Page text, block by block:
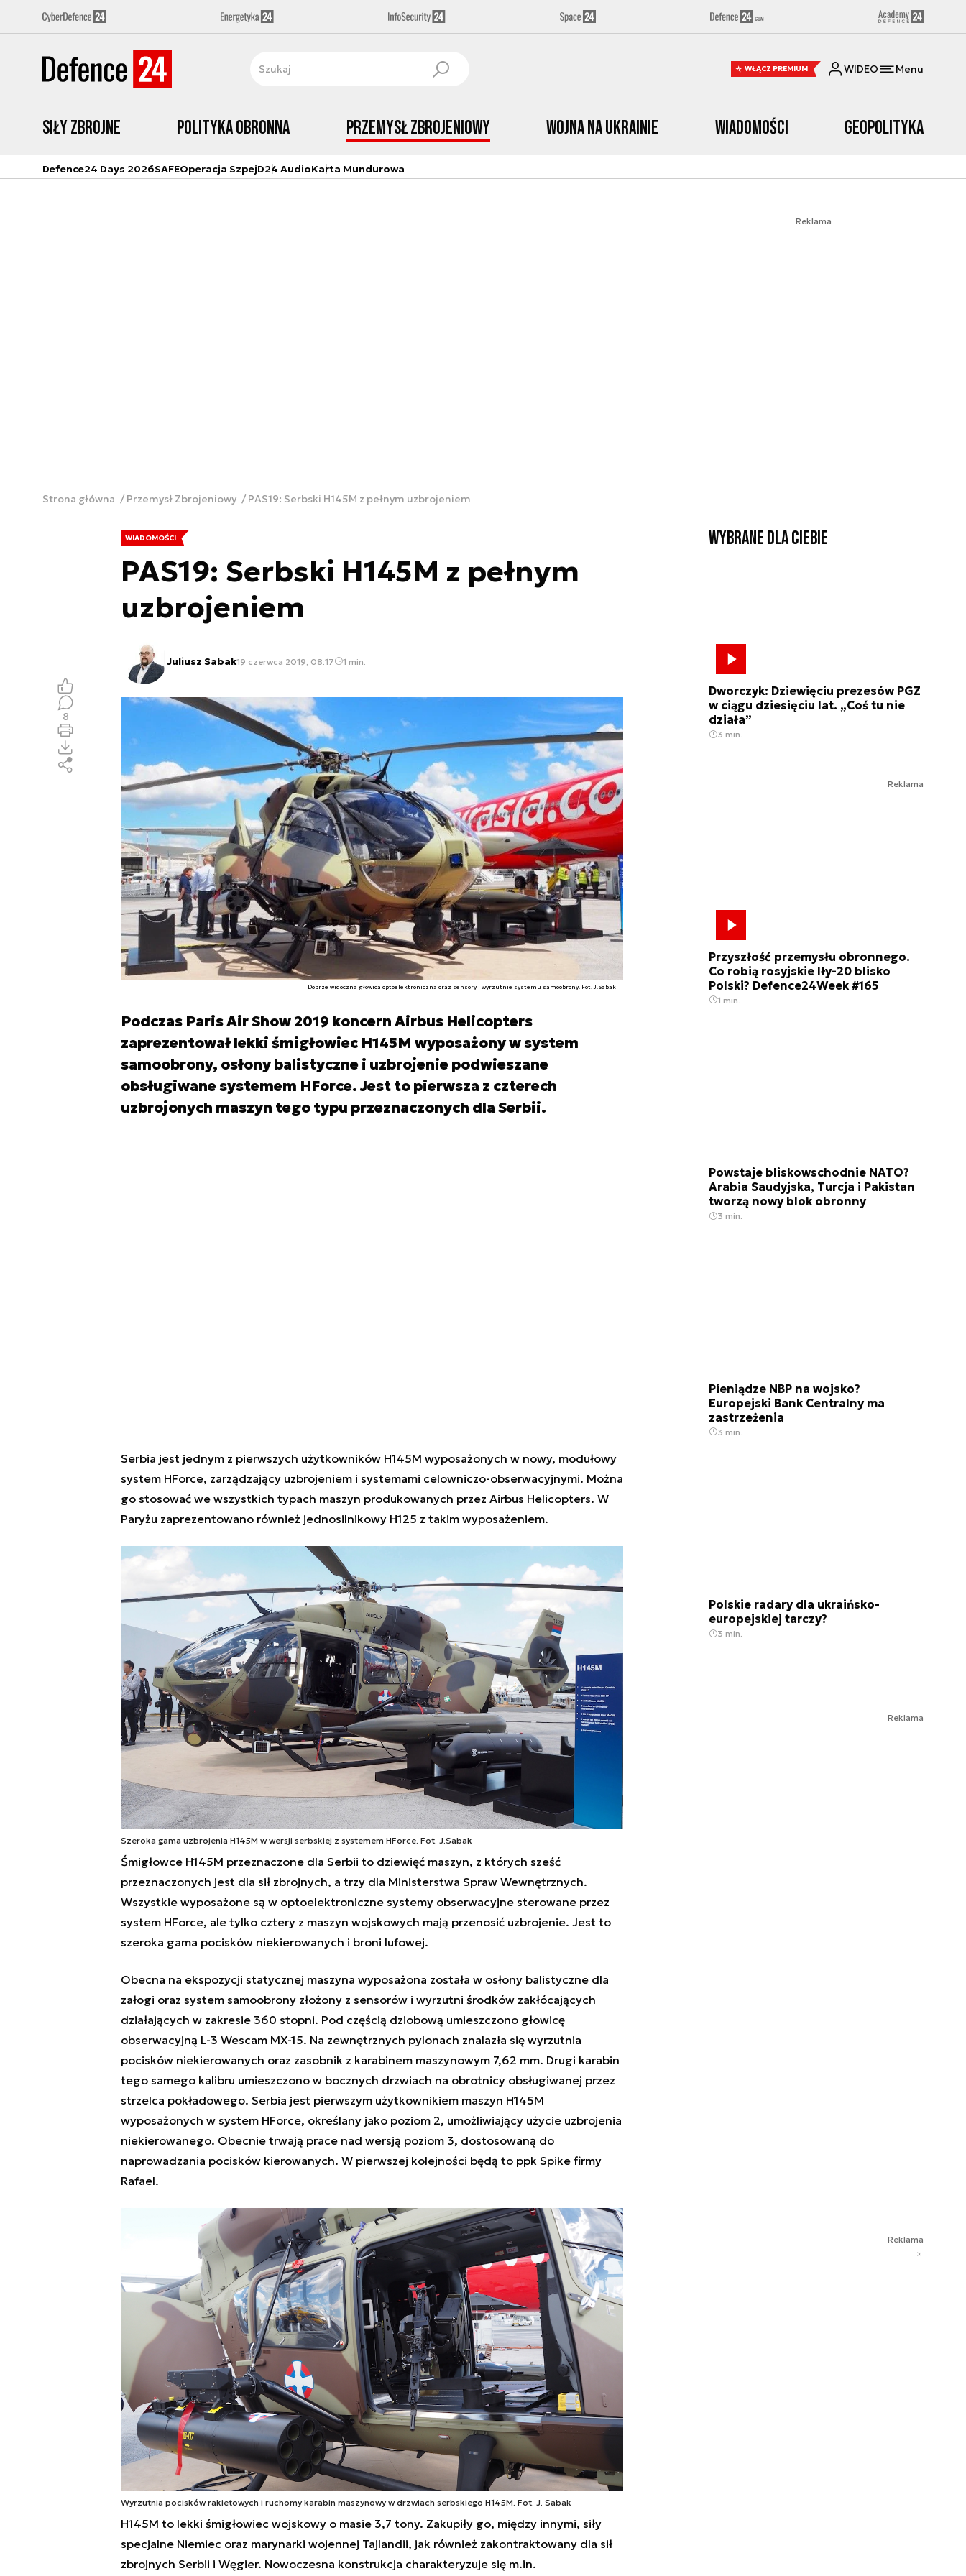
WŁĄCZ PREMIUM WIDEO Menu
Siły zbrojne Polityka obronna Przemysł Zbrojeniowy Wojna na Ukrainie Wiadomości Geopolityka
Defence24 Days 2026SAFEOperacja SzpejD24 AudioKarta Mundurowa
Reklama
Strona główna Przemysł Zbrojeniowy PAS19: Serbski H145M z pełnym uzbrojeniem
WIADOMOŚCI
PAS19: Serbski H145M z pełnym
uzbrojeniem
Juliusz Sabak19 czerwca 2019, 08:17 1 min.
Dobrze widoczna głowica optoelektroniczna oraz sensory i wyrzutnie systemu samoobrony. Fot. J.Sabak
Podczas Paris Air Show 2019 koncern Airbus Helicopters
zaprezentował lekki śmigłowiec H145M wyposażony w system
samoobrony, osłony balistyczne i uzbrojenie podwieszane
obsługiwane systemem HForce. Jest to pierwsza z czterech
uzbrojonych maszyn tego typu przeznaczonych dla Serbii.
8
Serbia jest jednym z pierwszych użytkowników H145M wyposażonych w nowy, modułowy
system HForce, zarządzający uzbrojeniem i systemami celowniczo-obserwacyjnymi. Można
go stosować we wszystkich typach maszyn produkowanych przez Airbus Helicopters. W
Paryżu zaprezentowano również jednosilnikowy H125 z takim wyposażeniem.
Szeroka gama uzbrojenia H145M w wersji serbskiej z systemem HForce. Fot. J.Sabak
Śmigłowce H145M przeznaczone dla Serbii to dziewięć maszyn, z których sześć
przeznaczonych jest dla sił zbrojnych, a trzy dla Ministerstwa Spraw Wewnętrznych.
Wszystkie wyposażone są w optoelektroniczne systemy obserwacyjne sterowane przez
system HForce, ale tylko cztery z maszyn wojskowych mają przenosić uzbrojenie. Jest to
szeroka gama pocisków niekierowanych i broni lufowej.
Obecna na ekspozycji statycznej maszyna wyposażona została w osłony balistyczne dla
załogi oraz system samoobrony złożony z sensorów i wyrzutni środków zakłócających
działających w zakresie 360 stopni. Pod częścią dziobową umieszczono głowicę
obserwacyjną L-3 Wescam MX-15. Na zewnętrznych pylonach znalazła się wyrzutnia
pocisków niekierowanych oraz zasobnik z karabinem maszynowym 7,62 mm. Drugi karabin
tego samego kalibru umieszczono w bocznych drzwiach na obrotnicy obsługiwanej przez
strzelca pokładowego. Serbia jest pierwszym użytkownikiem maszyn H145M
wyposażonych w system HForce, określany jako poziom 2, umożliwiający użycie uzbrojenia
niekierowanego. Obecnie trwają prace nad wersją poziom 3, dostosowaną do
naprowadzania pocisków kierowanych. W pierwszej kolejności będą to ppk Spike firmy
Rafael.
Wyrzutnia pocisków rakietowych i ruchomy karabin maszynowy w drzwiach serbskiego H145M. Fot. J. Sabak
H145M to lekki śmigłowiec wojskowy o masie 3,7 tony. Zakupiły go, między innymi, siły
specjalne Niemiec oraz marynarki wojennej Tajlandii, jak również zakontraktowany dla sił
zbrojnych Serbii i Węgier. Nowoczesna konstrukcja charakteryzuje się m.in.
Wybrane dla Ciebie
Dworczyk: Dziewięciu prezesów PGZ
w ciągu dziesięciu lat. „Coś tu nie
działa”
3 min.
Reklama
Przyszłość przemysłu obronnego.
Co robią rosyjskie Iły-20 blisko
Polski? Defence24Week #165
1 min.
Powstaje bliskowschodnie NATO?
Arabia Saudyjska, Turcja i Pakistan
tworzą nowy blok obronny
3 min.
Pieniądze NBP na wojsko?
Europejski Bank Centralny ma
zastrzeżenia
3 min.
Polskie radary dla ukraińsko-
europejskiej tarczy?
3 min.
Reklama
Reklama